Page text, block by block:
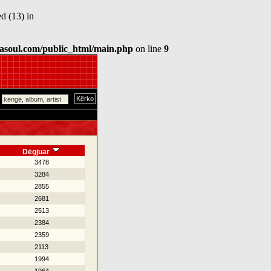
(13) in
public_html/main.php on line 9
Dëgjuar
3478
3284
2855
2681
2513
2384
2359
2113
1994